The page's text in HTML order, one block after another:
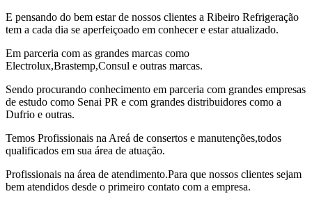
E pensando do bem estar de nossos clientes a Ribeiro Refrigeração
tem a cada dia se aperfeiçoado em conhecer e estar atualizado.
Em parceria com as grandes marcas como
Electrolux,Brastemp,Consul e outras marcas.
Sendo procurando conhecimento em parceria com grandes empresas
de estudo como Senai PR e com grandes distribuidores como a
Dufrio e outras.
Temos Profissionais na Areá de consertos e manutenções,todos
qualificados em sua área de atuação.
Profissionais na área de atendimento.Para que nossos clientes sejam
bem atendidos desde o primeiro contato com a empresa.